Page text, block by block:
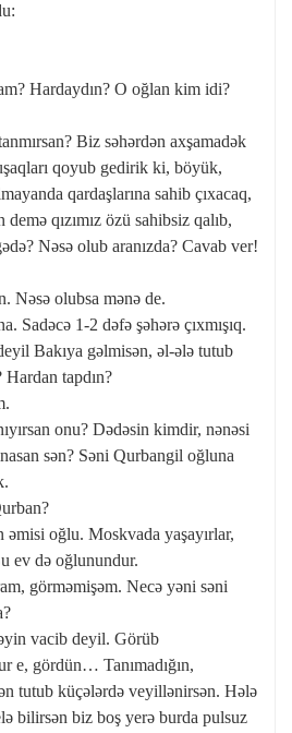
Hardaydın? O oğlan kim idi?
Biz səhərdən axşamadək
qoyub gedirik ki, böyük,
qardaşlarına sahib çıxacaq,
qızımız özü sahibsiz qalıb,
Nəsə olub aranızda? Cavab ver!
Nəsə olubsa mənə de.
Sadəcə 1-2 dəfə şəhərə çıxmışıq.
Bakıya gəlmisən, əl-ələ tutub
Hardan tapdın?
onu? Dədəsin kimdir, nənəsi
sən? Səni Qurbangil oğluna
əmisi oğlu. Moskvada yaşayırlar,
ev də oğlunundur.
görməmişəm. Necə yəni səni
vacib deyil. Görüb
e, gördün… Tanımadığın,
tutub küçələrdə veyillənirsən. Hələ
bilirsən biz boş yerə burda pulsuz